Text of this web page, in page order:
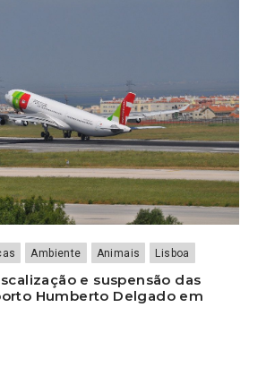
Ambiente Animais Lisboa
e suspensão das
Humberto Delgado em